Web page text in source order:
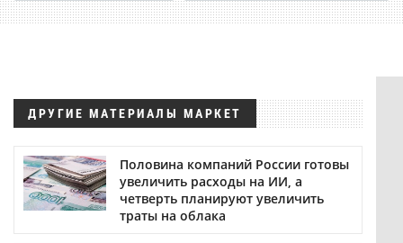
ДРУГИЕ МАТЕРИАЛЫ МАРКЕТ
Половина компаний России готовы
увеличить расходы на ИИ, а
четверть планируют увеличить
траты на облака